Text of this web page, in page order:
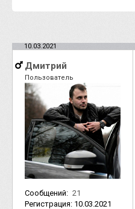
10.03.2021
Дмитрий
Пользователь
Сообщений: 21
Регистрация: 10.03.2021